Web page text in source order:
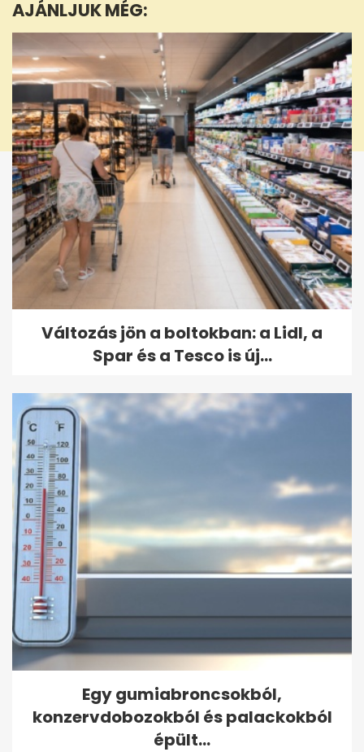
50
seconds
AJÁNLJUK MÉG:
Változás jön a boltokban: a Lidl, a
Spar és a Tesco is új...
Egy gumiabroncsokból,
konzervdobozokból és palackokból
épült...